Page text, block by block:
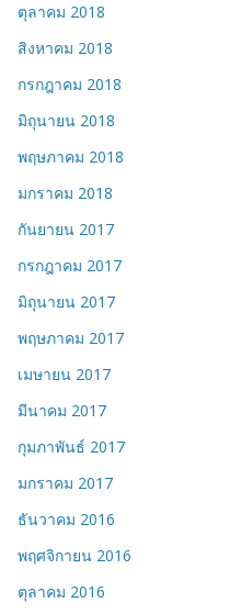
ตุลาคม 2018
สิงหาคม 2018
กรกฎาคม 2018
มิถุนายน 2018
พฤษภาคม 2018
มกราคม 2018
กันยายน 2017
กรกฎาคม 2017
มิถุนายน 2017
พฤษภาคม 2017
เมษายน 2017
มีนาคม 2017
กุมภาพันธ์ 2017
มกราคม 2017
ธันวาคม 2016
พฤศจิกายน 2016
ตุลาคม 2016